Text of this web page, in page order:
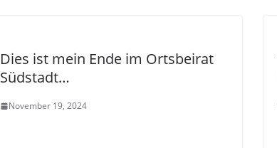
Dies ist mein Ende im Ortsbeirat
Südstadt…
November 19, 2024